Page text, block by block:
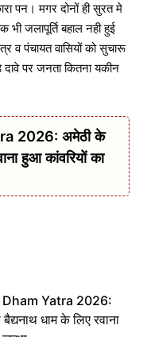
पन। मगर दोनों ही सुरत मे
जलापूर्ति बहाल नही हुई
व पंचायत वासियों को सुचारू
पर जनता कितना यकीन
2026: अमेठी के
हुआ कांवरियों का
Yatra 2026:
धाम के लिए रवाना